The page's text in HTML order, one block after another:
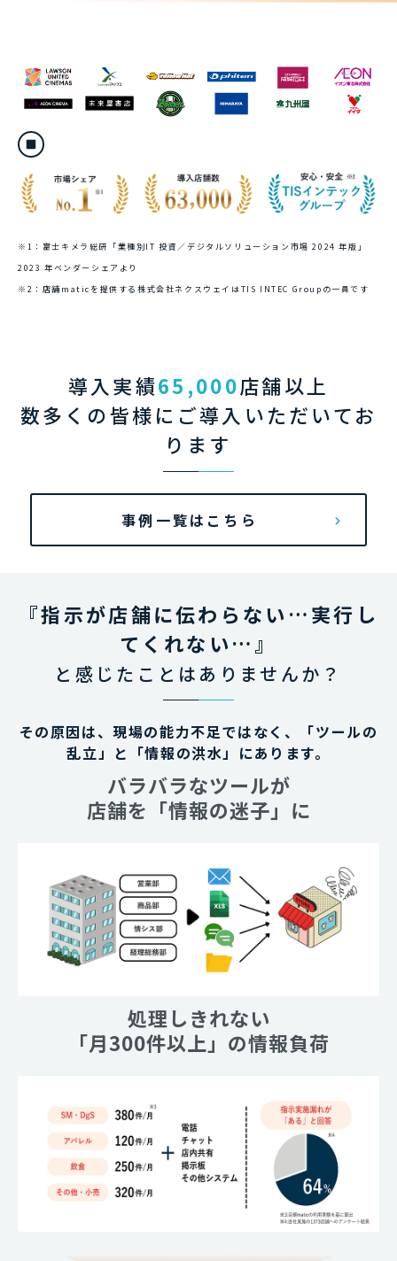
※1：富士キメラ総研「業種別IT 投資／デジタルソリューション市場 2024 年版」
2023 年ベンダーシェアより
※2：店舗maticを提供する株式会社ネクスウェイはTIS INTEC Groupの一員です
導入実績65,000店舗以上
数多くの皆様にご導入いただいてお
ります
事例一覧はこちら
『指示が店舗に伝わらない…実行し
てくれない…』
と感じたことはありませんか？
その原因は、現場の能力不足ではなく、「ツールの
乱立」と「情報の洪水」にあります。
バラバラなツールが
店舗を「情報の迷子」に
処理しきれない
「月300件以上」の情報負荷